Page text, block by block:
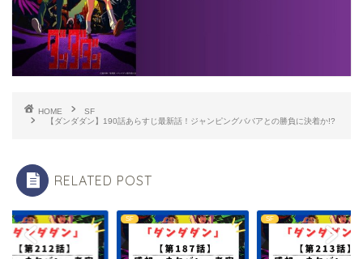
HOME
SF
【ダンダダン】190話あらすじ最新話！ジャンピングババアとの勝負に決着か!?
RELATED POST
SF SF